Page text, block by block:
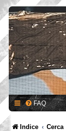
FAQ
Indice Cerca